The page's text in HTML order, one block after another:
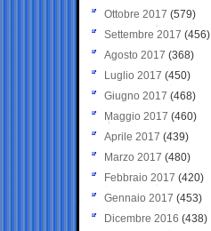
Ottobre 2017 (579)
Settembre 2017 (456)
Agosto 2017 (368)
Luglio 2017 (450)
Giugno 2017 (468)
Maggio 2017 (460)
Aprile 2017 (439)
Marzo 2017 (480)
Febbraio 2017 (420)
Gennaio 2017 (453)
Dicembre 2016 (438)